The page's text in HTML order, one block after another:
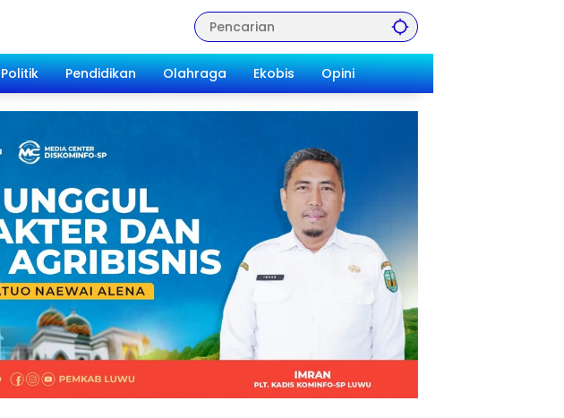
Politik Pendidikan Olahraga Ekobis Opini